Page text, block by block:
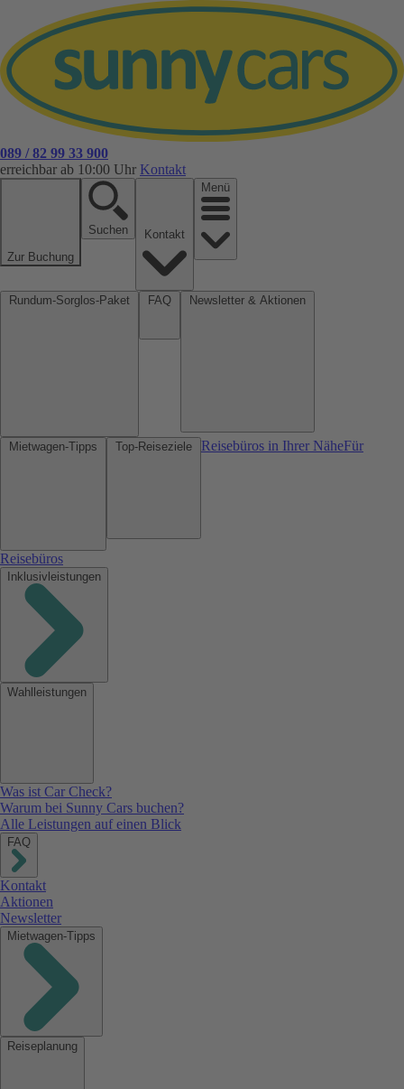
089 / 82 99 33 900
erreichbar ab 10:00 Uhr Kontakt
Zur Buchung
Suchen
Menü
Reisebüros in Ihrer NäheFür
Reisebüros
Inklusivleistungen
Wahlleistungen
Was ist Car Check?
Warum bei Sunny Cars buchen?
Alle Leistungen auf einen Blick
FAQ
Kontakt
Aktionen
Newsletter
Mietwagen-Tipps
Reiseplanung